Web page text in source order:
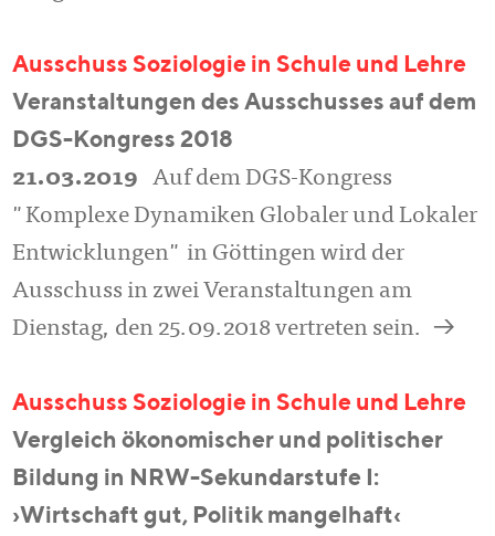
Ausschuss Soziologie in Schule und Lehre
Veranstaltungen des Ausschusses auf dem
DGS-Kongress 2018
21.03.2019
Auf dem DGS-Kongress
"Komplexe Dynamiken Globaler und Lokaler
Entwicklungen" in Göttingen wird der
Ausschuss in zwei Veranstaltungen am
Dienstag, den 25.09.2018 vertreten sein.
a
Ausschuss Soziologie in Schule und Lehre
Vergleich ökonomischer und politischer
Bildung in NRW-Sekundarstufe I:
›Wirtschaft gut, Politik mangelhaft‹